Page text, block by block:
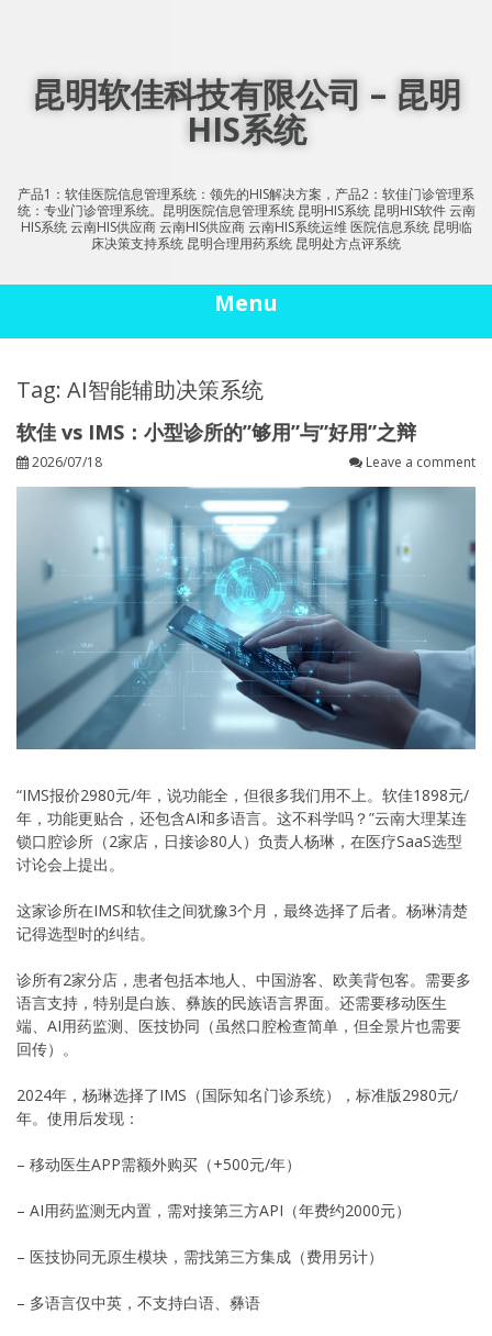
昆明软佳科技有限公司 – 昆明
HIS系统
产品1：软佳医院信息管理系统：领先的HIS解决方案，产品2：软佳门诊管理系
统：专业门诊管理系统。昆明医院信息管理系统 昆明HIS系统 昆明HIS软件 云南
HIS系统 云南HIS供应商 云南HIS供应商 云南HIS系统运维 医院信息系统 昆明临
床决策支持系统 昆明合理用药系统 昆明处方点评系统
Menu
Tag: AI智能辅助决策系统
软佳 vs IMS：小型诊所的”够用”与”好用”之辩
2026/07/18 Leave a comment
“IMS报价2980元/年，说功能全，但很多我们用不上。软佳1898元/
年，功能更贴合，还包含AI和多语言。这不科学吗？”云南大理某连
锁口腔诊所（2家店，日接诊80人）负责人杨琳，在医疗SaaS选型
讨论会上提出。
这家诊所在IMS和软佳之间犹豫3个月，最终选择了后者。杨琳清楚
记得选型时的纠结。
诊所有2家分店，患者包括本地人、中国游客、欧美背包客。需要多
语言支持，特别是白族、彝族的民族语言界面。还需要移动医生
端、AI用药监测、医技协同（虽然口腔检查简单，但全景片也需要
回传）。
2024年，杨琳选择了IMS（国际知名门诊系统），标准版2980元/
年。使用后发现：
– 移动医生APP需额外购买（+500元/年）
– AI用药监测无内置，需对接第三方API（年费约2000元）
– 医技协同无原生模块，需找第三方集成（费用另计）
– 多语言仅中英，不支持白语、彝语